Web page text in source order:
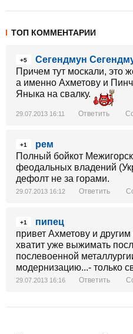
ТОП КОММЕНТАРИИ
+5
Сегендмун
Причем тут москали, это
а именно Ахметову и
Яныка на свалку.
29.07.2013 16:11 Ответить
+1
рем
Полный бойкот
феодальных владений
дефолт не за горами.
29.07.2013 16:12 Ответить
+1
пипец
привет Ахметову и
хватит уже выжимать
послевоенной
модернизацию...- только
29.07.2013 16:16 Ответить